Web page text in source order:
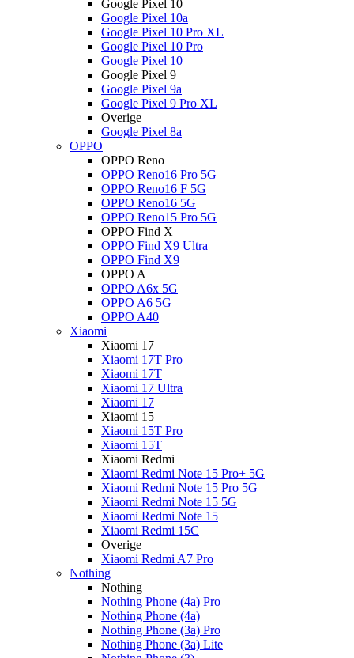
Google Pixel 10
Google Pixel 10a
Google Pixel 10 Pro XL
Google Pixel 10 Pro
Google Pixel 10
Google Pixel 9
Google Pixel 9a
Google Pixel 9 Pro XL
Overige
Google Pixel 8a
OPPO
OPPO Reno
OPPO Reno16 Pro 5G
OPPO Reno16 F 5G
OPPO Reno16 5G
OPPO Reno15 Pro 5G
OPPO Find X
OPPO Find X9 Ultra
OPPO Find X9
OPPO A
OPPO A6x 5G
OPPO A6 5G
OPPO A40
Xiaomi
Xiaomi 17
Xiaomi 17T Pro
Xiaomi 17T
Xiaomi 17 Ultra
Xiaomi 17
Xiaomi 15
Xiaomi 15T Pro
Xiaomi 15T
Xiaomi Redmi
Xiaomi Redmi Note 15 Pro+ 5G
Xiaomi Redmi Note 15 Pro 5G
Xiaomi Redmi Note 15 5G
Xiaomi Redmi Note 15
Xiaomi Redmi 15C
Overige
Xiaomi Redmi A7 Pro
Nothing
Nothing
Nothing Phone (4a) Pro
Nothing Phone (4a)
Nothing Phone (3a) Pro
Nothing Phone (3a) Lite